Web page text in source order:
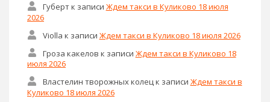
Губертк записи Ждем такси в Куликово 18 июля
2026
Violla к записи Ждем такси в Куликово 18 июля 2026
Гроза какелов к записи Ждем такси в Куликово 18
июля 2026
Властелин творожных колецк записи Ждем такси в
Куликово 18 июля 2026